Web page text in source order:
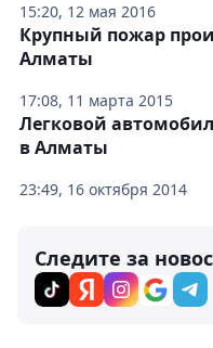
15:20, 12 мая 2016
17:08, 11 марта 2015
Крупный пожар
Алматы
23:49, 16 октября 2014
Легковой
в Алматы
Следите за